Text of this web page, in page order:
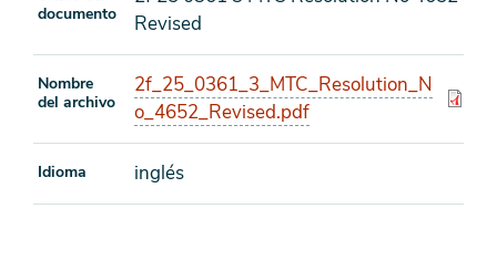
documento
Revised
Nombre
del archivo
2f_25_0361_3_MTC_Resolution_N
o_4652_Revised.pdf
Idioma inglés